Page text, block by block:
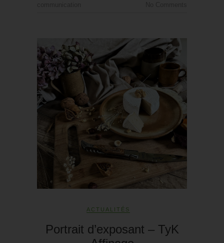
ACTUALITÉS
Portrait d’exposant – TyK